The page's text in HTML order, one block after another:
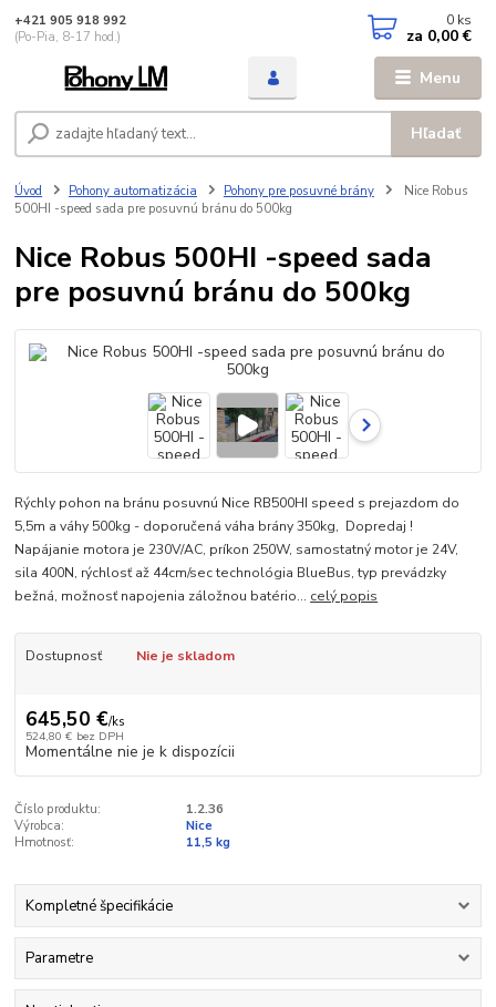
Menu
Hľadať
+421 905 918 992
(Po-Pia, 8-17 hod.)
0 ks
za 0,00 €
Úvod Pohony automatizácia Pohony pre posuvné brány
Nice Robus
500HI -speed sada pre posuvnú bránu do 500kg
Nice Robus 500HI -speed sada
pre posuvnú bránu do 500kg
Rýchly pohon na bránu posuvnú Nice RB500HI speed s prejazdom do
5,5m a váhy 500kg - doporučená váha brány 350kg, Dopredaj !
Napájanie motora je 230V/AC, príkon 250W, samostatný motor je 24V,
sila 400N, rýchlosť až 44cm/sec technológia BlueBus, typ prevádzky
bežná, možnosť napojenia záložnou batério... celý popis
Dostupnosť Nie je skladom
645,50 €/ks
524,80 € bez DPH
Momentálne nie je k dispozícii
Číslo produktu:
1.2.36
Výrobca:
Nice
Hmotnosť:
11,5 kg
Kompletné špecifikácie
Parametre